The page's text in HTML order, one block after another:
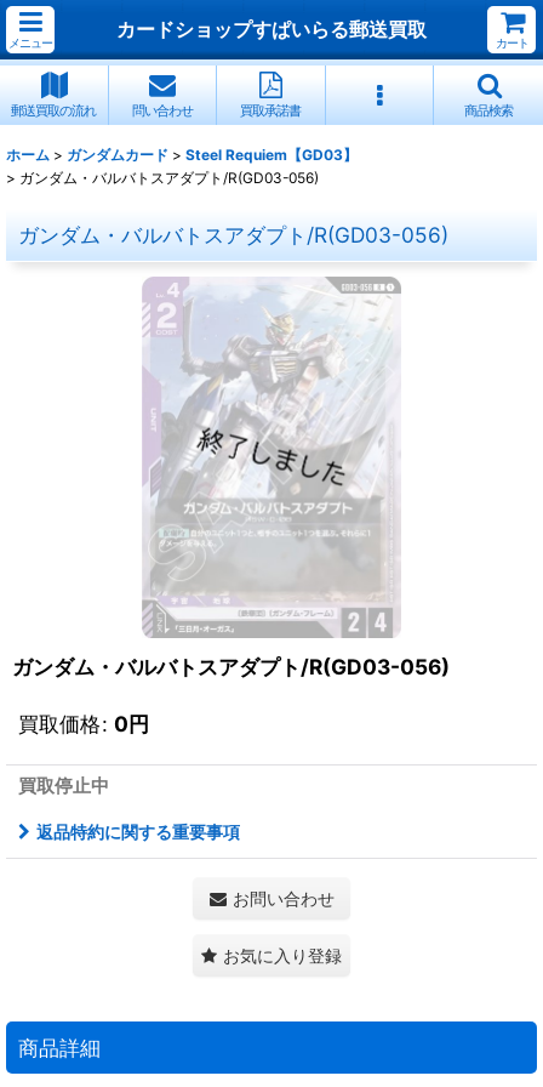
メニュー
カードショップすぱいらる郵送買取
カート
郵送買取の流れ 問い合わせ 買取承諾書 商品検索
ホーム > ガンダムカード > Steel Requiem【GD03】
> ガンダム・バルバトスアダプト/R(GD03-056)
ガンダム・バルバトスアダプト/R(GD03-056)
ガンダム・バルバトスアダプト/R(GD03-056)
買取価格: 0円
買取停止中
返品特約に関する重要事項
お問い合わせ
お気に入り登録
商品詳細